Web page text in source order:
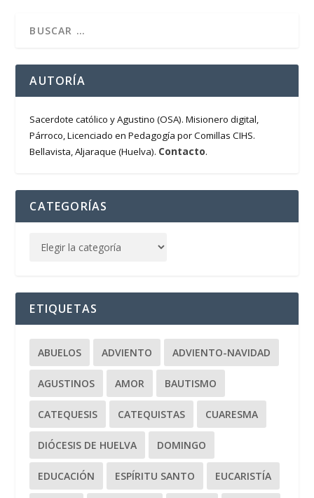
AUTORÍA
Sacerdote católico y Agustino (OSA). Misionero digital,
Párroco, Licenciado en Pedagogía por Comillas CIHS.
Bellavista, Aljaraque (Huelva). Contacto.
CATEGORÍAS
ETIQUETAS
ABUELOS ADVIENTO ADVIENTO-NAVIDAD
AGUSTINOS AMOR BAUTISMO
CATEQUESIS CATEQUISTAS CUARESMA
DIÓCESIS DE HUELVA DOMINGO
EDUCACIÓN ESPÍRITU SANTO EUCARISTÍA